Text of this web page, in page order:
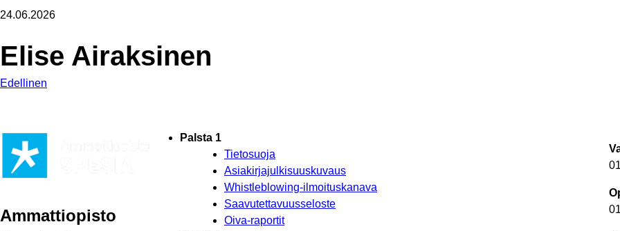
24.06.2026
Elise Airaksinen
Edellinen
Ammattiopisto
Palsta 1
Tietosuoja
Asiakirjajulkisuuskuvaus
Whistleblowing-ilmoituskanava
Saavutettavuusseloste
Oiva-raportit